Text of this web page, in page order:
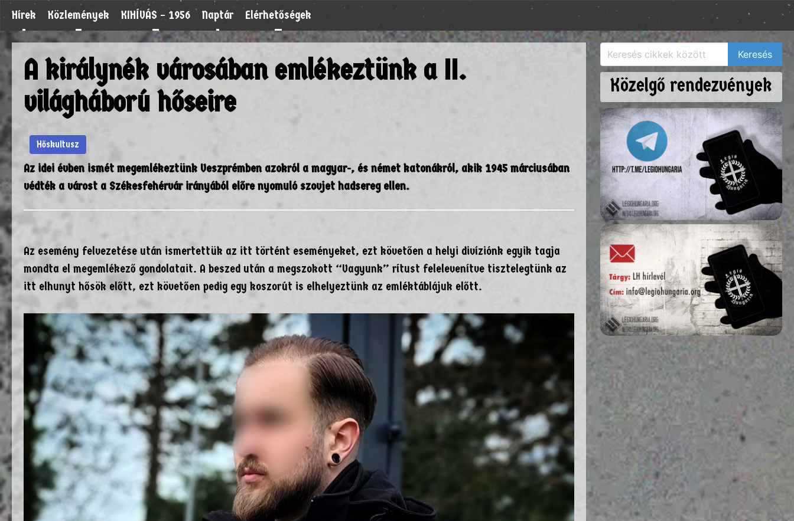
Hírek Közlemények KIHÍVÁS – 1956 Naptár Elérhetőségek
A királynék városában emlékeztünk a II.
világháború hőseire
Hőskultusz
Az idei évben ismét megemlékeztünk Veszprémben azokról a magyar-, és német katonákról, akik 1945 márciusában
védték a várost a Székesfehérvár irányából előre nyomuló szovjet hadsereg ellen.
Az esemény felvezetése után ismertettük az itt történt eseményeket, ezt követően a helyi divíziónk egyik tagja
mondta el megemlékező gondolatait. A beszed után a megszokott “Vagyunk” rítust felelevenítve tisztelegtünk az
itt elhunyt hősök előtt, ezt követően pedig egy koszorút is elhelyeztünk az emléktáblájuk előtt.
Közelgő rendezvények